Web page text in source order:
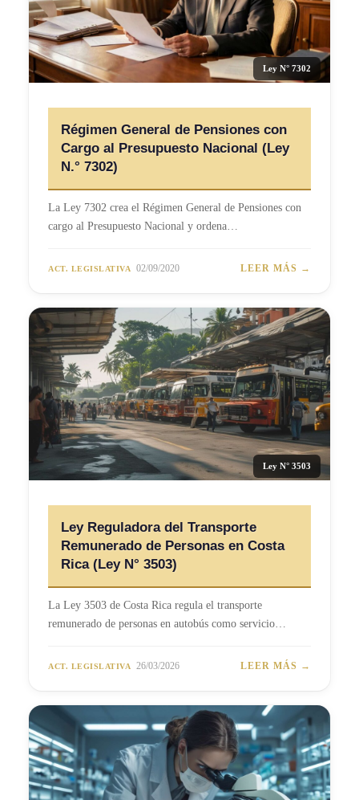
Ley N° 7302
Régimen General de Pensiones con
Cargo al Presupuesto Nacional (Ley
N.° 7302)
La Ley 7302 crea el Régimen General de Pensiones con
cargo al Presupuesto Nacional y ordena…
ACT. LEGISLATIVA 02/09/2020 LEER MÁS →
Ley N° 3503
Ley Reguladora del Transporte
Remunerado de Personas en Costa
Rica (Ley N° 3503)
La Ley 3503 de Costa Rica regula el transporte
remunerado de personas en autobús como servicio…
ACT. LEGISLATIVA 26/03/2026 LEER MÁS →